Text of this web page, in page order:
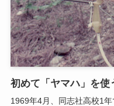
初めて「ヤマハ」を使
1969年4月、同志社高校1